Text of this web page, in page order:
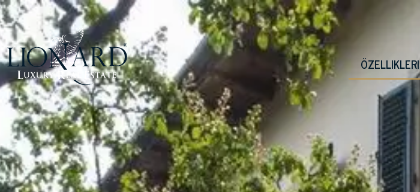
ÖZELLIKLERI